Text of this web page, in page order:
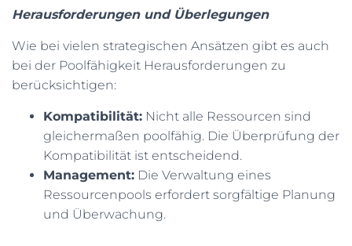
Herausforderungen und Überlegungen
Wie bei vielen strategischen Ansätzen gibt es auch
bei der Poolfähigkeit Herausforderungen zu
berücksichtigen:
Kompatibilität: Nicht alle Ressourcen sind
gleichermaßen poolfähig. Die Überprüfung der
Kompatibilität ist entscheidend.
Management: Die Verwaltung eines
Ressourcenpools erfordert sorgfältige Planung
und Überwachung.